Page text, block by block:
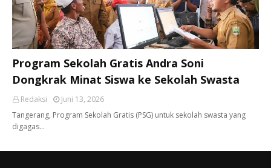
Program Sekolah Gratis Andra Soni
Dongkrak Minat Siswa ke Sekolah Swasta
Redaksi
Juni 13, 2026
Tangerang, ​Program Sekolah Gratis (PSG) untuk sekolah swasta yang
digagas…